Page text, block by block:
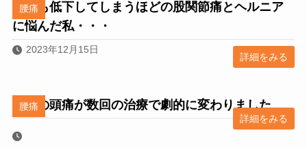
腰痛
筋力も低下してしまうほどの股関節痛とヘルニア
に悩んだ私・・・
2023年12月15日
詳細をみる
腰痛
毎日の頭痛が数回の治療で劇的に変わりました
詳細をみる